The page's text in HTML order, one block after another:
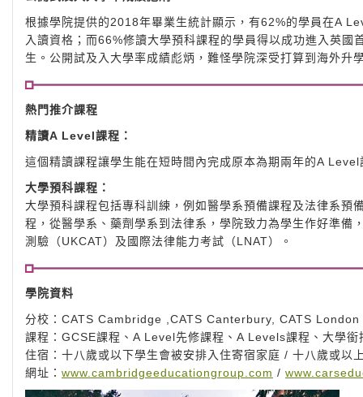
根據學院提供的2018年畢業生統計顯示，有62%的學員在A
入讀資格；而66%修讀大學預科課程的學員得以成功進入英
生。公開試及入大學率成績彪炳，難怪學院深受打算到海外升
熱門推介課程
精讀A Level課程：
這個精讀課程讓學生能在短時間內完成原本為期兩年的A Level
大學預科課程：
大學預科課程包括專科訓練，例如醫學系預備課程及法律系
程，從醫學系、藥劑學系到法律系，學院致力為學生作好準
測驗（UKCAT）及國際法律能力考試（LNAT）。
學院資料
分校：CATS Cambridge ,CATS Canterbury, CATS London
課程：GCSE課程、A Level先修課程、A Levels課程、大學
住宿：十八歲或以下學生會被安排入住寄宿家庭 / 十八歲或以
網址： www.cambridgeeducationgroup.com /